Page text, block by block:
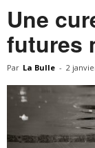
Une
futures
Par La Bulle - 2